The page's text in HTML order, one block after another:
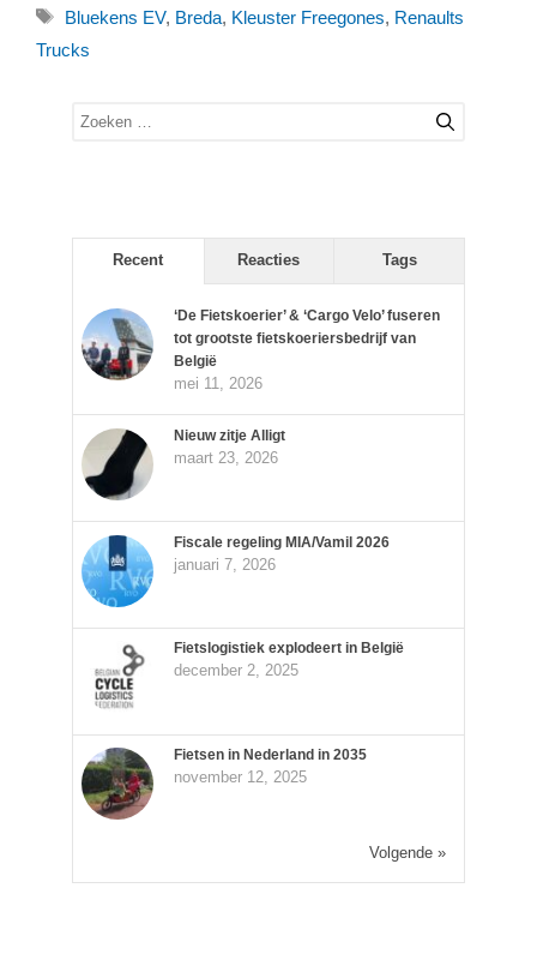
Tags
Bluekens EV, Breda, Kleuster Freegones, Renaults
Trucks
Zoek
Recent Reacties Tags
‘De Fietskoerier’ & ‘Cargo Velo’ fuseren
tot grootste fietskoeriersbedrijf van
België
mei 11, 2026
Nieuw zitje Alligt
maart 23, 2026
Fiscale regeling MIA/Vamil 2026
januari 7, 2026
Fietslogistiek explodeert in België
december 2, 2025
Fietsen in Nederland in 2035
november 12, 2025
Volgende »